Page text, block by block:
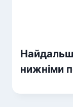
нижніми